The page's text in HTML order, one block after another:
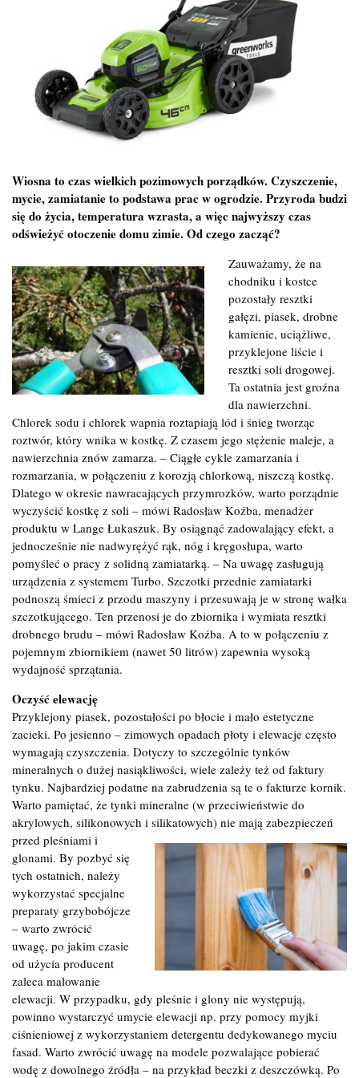
Wiosna to czas wielkich pozimowych porządków. Czyszczenie,
mycie, zamiatanie to podstawa prac w ogrodzie. Przyroda budzi
się do życia, temperatura wzrasta, a więc najwyższy czas
odświeżyć otoczenie domu zimie. Od czego zacząć?
Zauważamy, że na
chodniku i kostce
pozostały resztki
gałęzi, piasek, drobne
kamienie, uciążliwe,
przyklejone liście i
resztki soli drogowej.
Ta ostatnia jest groźna
dla nawierzchni.
Chlorek sodu i chlorek wapnia roztapiają lód i śnieg tworząc
roztwór, który wnika w kostkę. Z czasem jego stężenie maleje, a
nawierzchnia znów zamarza. – Ciągłe cykle zamarzania i
rozmarzania, w połączeniu z korozją chlorkową, niszczą kostkę.
Dlatego w okresie nawracających przymrozków, warto porządnie
wyczyścić kostkę z soli – mówi Radosław Koźba, menadżer
produktu w Lange Łukaszuk. By osiągnąć zadowalający efekt, a
jednocześnie nie nadwyrężyć rąk, nóg i kręgosłupa, warto
pomyśleć o pracy z solidną zamiatarką. – Na uwagę zasługują
urządzenia z systemem Turbo. Szczotki przednie zamiatarki
podnoszą śmieci z przodu maszyny i przesuwają je w stronę wałka
szczotkującego. Ten przenosi je do zbiornika i wymiata resztki
drobnego brudu – mówi Radosław Koźba. A to w połączeniu z
pojemnym zbiornikiem (nawet 50 litrów) zapewnia wysoką
wydajność sprzątania.
Oczyść elewację
Przyklejony piasek, pozostałości po błocie i mało estetyczne
zacieki. Po jesienno – zimowych opadach płoty i elewacje często
wymagają czyszczenia. Dotyczy to szczególnie tynków
mineralnych o dużej nasiąkliwości, wiele zależy też od faktury
tynku. Najbardziej podatne na zabrudzenia są te o fakturze kornik.
Warto pamiętać, że tynki mineralne (w przeciwieństwie do
akrylowych, silikonowych i silikatowych) nie mają zabezpieczeń
przed pleśniami i
glonami. By pozbyć się
tych ostatnich, należy
wykorzystać specjalne
preparaty grzybobójcze
– warto zwrócić
uwagę, po jakim czasie
od użycia producent
zaleca malowanie
elewacji. W przypadku, gdy pleśnie i glony nie występują,
powinno wystarczyć umycie elewacji np. przy pomocy myjki
ciśnieniowej z wykorzystaniem detergentu dedykowanego myciu
fasad. Warto zwrócić uwagę na modele pozwalające pobierać
wodę z dowolnego źródła – na przykład beczki z deszczówką. Po